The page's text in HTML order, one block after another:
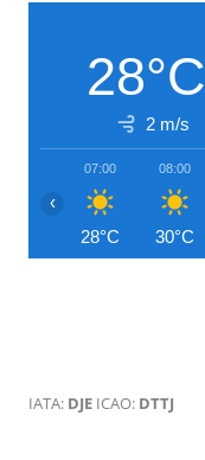
28°C
2 m/s
07:00
28°C
08:00
30°C
‹
IATA: DJE ICAO: DTTJ